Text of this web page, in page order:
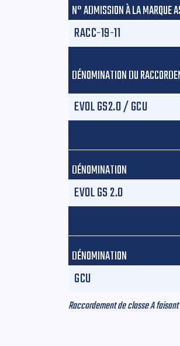
N° ADMISSION À LA MARQUE
RACC-19-11
DÉNOMINATION DU
EVOL GS2.0 / GCU
DÉNOMINATION
EVOL GS 2.0
DÉNOMINATION
GCU
Raccordement de classe A faisant